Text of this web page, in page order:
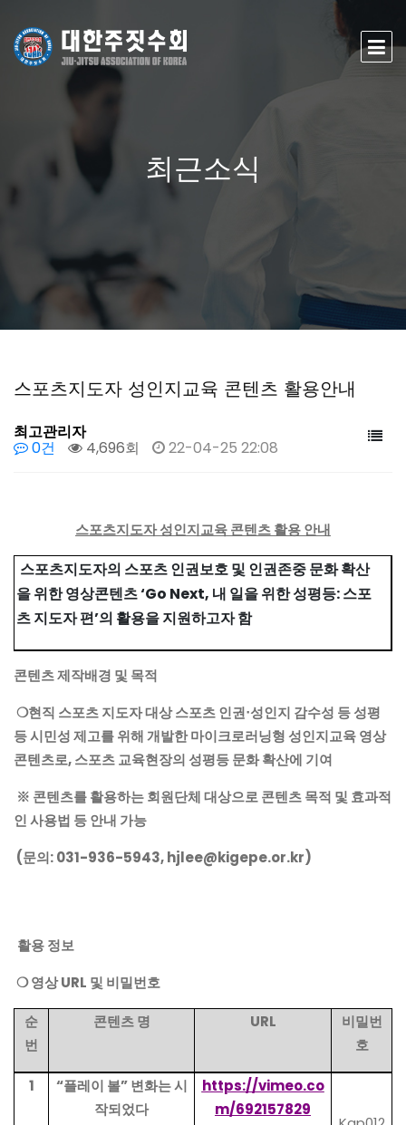
최근소식
스포츠지도자 성인지교육 콘텐츠 활용안내
최고관리자
0건 4,696회 22-04-25 22:08
스포츠지도자 성인지교육 콘텐츠 활용 안내
스포츠지도자의 스포츠 인권보호 및 인권존중 문화 확산
을 위한 영상콘텐츠 ‘Go Next, 내 일을 위한 성평등: 스포
츠 지도자 편’의 활용을 지원하고자 함
콘텐츠 제작배경 및 목적
❍현직 스포츠 지도자 대상 스포츠 인권‧성인지 감수성 등 성평
등 시민성 제고를 위해 개발한 마이크로러닝형 성인지교육 영상
콘텐츠로, 스포츠 교육현장의 성평등 문화 확산에 기여
※ 콘텐츠를 활용하는 회원단체 대상으로 콘텐츠 목적 및 효과적
인 사용법 등 안내 가능
(문의: 031-936-5943, hjlee@kigepe.or.kr)
활용 정보
❍ 영상 URL 및 비밀번호
순
번
콘텐츠 명 URL
비밀번
호
1
“플레이 볼” 변화는 시
작되었다
https://vimeo.co
m/692157829